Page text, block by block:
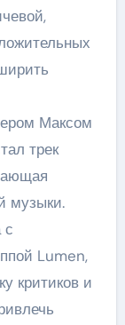
Максом
трек
музыки.
с
Lumen,
критиков и